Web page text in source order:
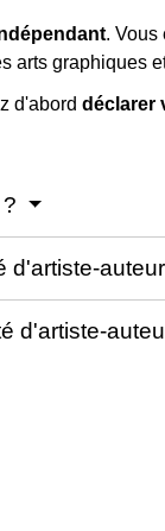
. Vous
arts graphiques
d'abord déclarer
d'artiste-
d'artiste-